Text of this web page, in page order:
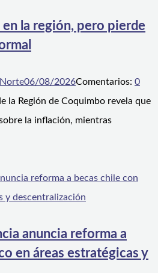
en la región, pero pierde
06/08/2026Comentarios: 0
la Región de Coquimbo revela que
la inflación, mientras
anuncia reforma a
en áreas estratégicas y